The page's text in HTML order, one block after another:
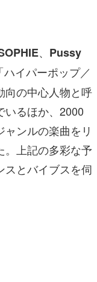
、 Pussy
イパーポップ／
向の中心人物と呼
いるほか、2000
ンルの楽曲をリ
。上記の多彩な予
スとバイブスを伺